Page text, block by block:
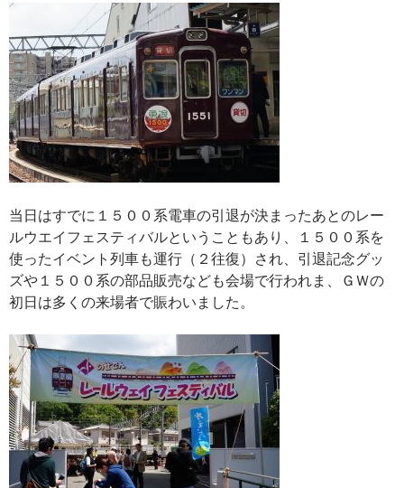
当日はすでに１５００系電車の引退が決まったあとのレー
ルウエイフェスティバルということもあり、１５００系を
使ったイベント列車も運行（２往復）され、引退記念グッ
ズや１５００系の部品販売なども会場で行われま、ＧＷの
初日は多くの来場者で賑わいました。